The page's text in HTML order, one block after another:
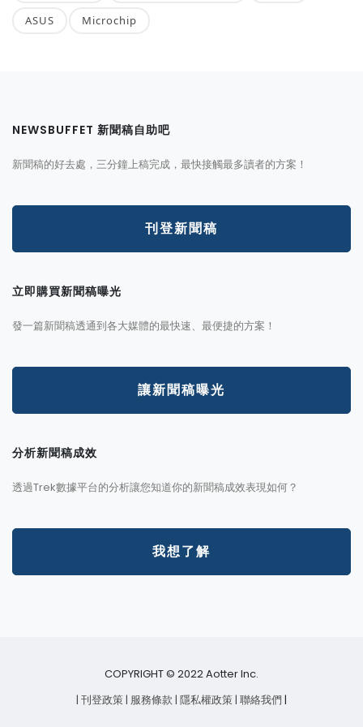
ASUS Microchip
NEWSBUFFET 新聞稿自助吧
新聞稿的好去處，三分鐘上稿完成，最快接觸最多讀者的方案！
刊登新聞稿
立即購買新聞稿曝光
發一篇新聞稿透通到各大媒體的最快速、最便捷的方案！
讓新聞稿曝光
分析新聞稿成效
透過Trek數據平台的分析讓您知道你的新聞稿成效表現如何？
我想了解
COPYRIGHT © 2022 Aotter Inc.
| 刊登政策| 服務條款 | 隱私權政策| 聯絡我們 |